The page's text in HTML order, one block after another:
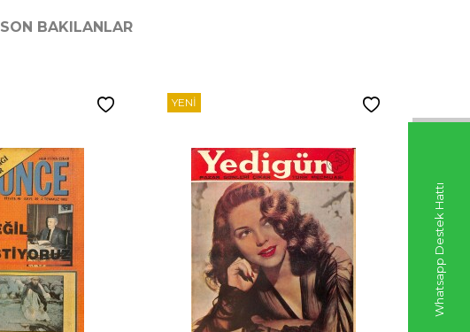
Whatsapp Destek Hattı
SON BAKILANLAR
YENI